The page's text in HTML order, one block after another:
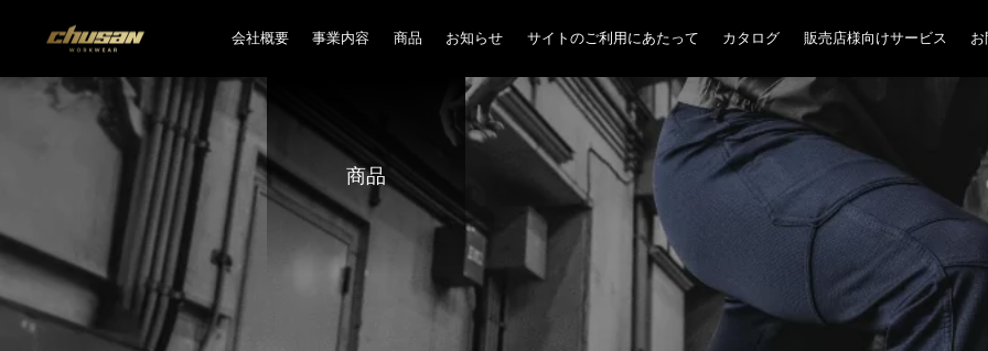
会社概要 事業内容 商品 お知らせ サイトのご利用にあたって カタログ 販売店様向けサービス
商品